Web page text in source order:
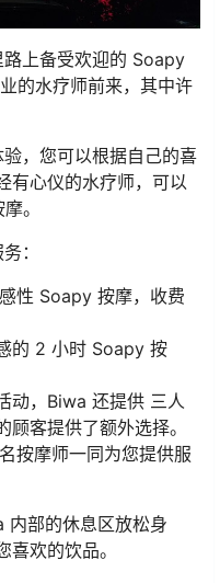
上备受欢迎的 Soapy
的水疗师前来，其中许
，您可以根据自己的喜
有心仪的水疗师，可以
。
：
性 Soapy 按摩，收费
的 2 小时 Soapy 按
动，Biwa 还提供 三人
客提供了额外选择。
按摩师一同为您提供服
内部的休息区放松身
欢的饮品。